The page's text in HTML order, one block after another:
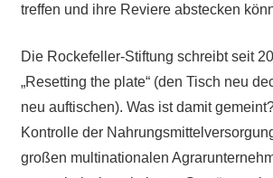
treffen und ihre Reviere abstecken
Die Rockefeller-Stiftung schreibt seit
„Resetting the plate“ (den Tisch neu
neu auftischen). Was ist damit
Kontrolle der
großen multinationalen